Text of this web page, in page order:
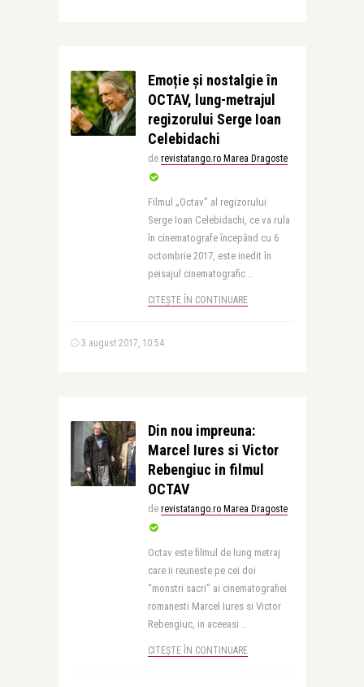
Emoție și nostalgie în
OCTAV, lung-metrajul
regizorului Serge Ioan
Celebidachi
de revistatango.ro Marea Dragoste
Filmul „Octav” al regizorului
Serge Ioan Celebidachi, ce va rula
în cinematografe începând cu 6
octombrie 2017, este inedit în
peisajul cinematografic ..
CITEȘTE ÎN CONTINUARE
3 august 2017, 10:54
Din nou impreuna:
Marcel Iures si Victor
Rebengiuc in filmul
OCTAV
de revistatango.ro Marea Dragoste
Octav este filmul de lung metraj
care ii reuneste pe cei doi
“monstri sacri” ai cinematografiei
romanesti Marcel Iures si Victor
Rebengiuc, in aceeasi ..
CITEȘTE ÎN CONTINUARE